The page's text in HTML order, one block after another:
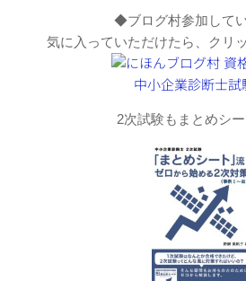
◆ブログ村参加して
気に入っていただけたら、クリ
2次試験もまとめシー